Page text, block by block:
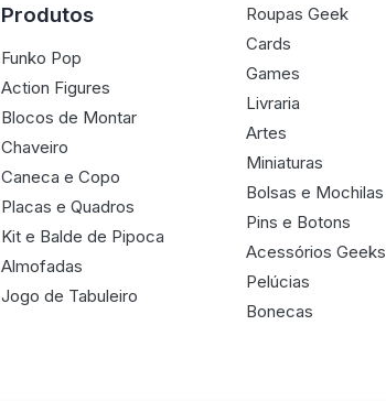
Produtos
Funko Pop
Action Figures
Blocos de Montar
Chaveiro
Caneca e Copo
Placas e Quadros
Kit e Balde de Pipoca
Almofadas
Jogo de Tabuleiro
Roupas Geek
Cards
Games
Livraria
Artes
Miniaturas
Bolsas e Mochilas
Pins e Botons
Acessórios Geeks
Pelúcias
Bonecas